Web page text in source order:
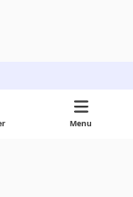
Menu